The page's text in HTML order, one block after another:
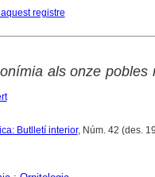
registre
als onze
Butlletí interior, Núm. 42 (des.